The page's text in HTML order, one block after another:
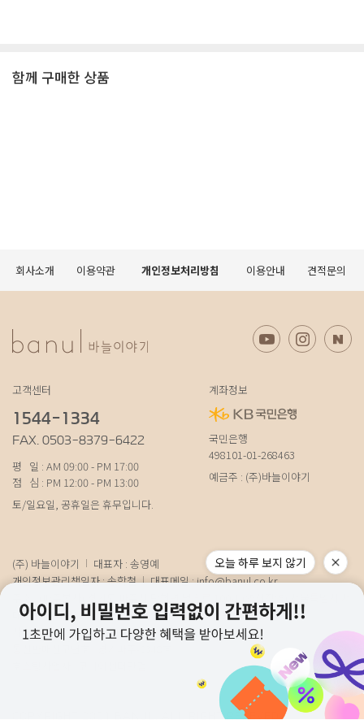
함께 구매한 상품
회사소개 이용약관 개인정보처리방침 이용안내 견적문의
고객센터
1544-1334
FAX. 0503-8379-6422
평 일 : AM 09:00 - PM 17:00
점 심 : PM 12:00 - PM 13:00
토/일요일, 공휴일은 휴무입니다.
계좌정보
국민은행
498101-01-268463
예금주 : (주)바늘이야기
(주) 바늘이야기
대표자 : 송영예
개인정보관리책임자 : 송학철
대표메일 :info@banul.co.kr
대문구 연희로11가길 15 (물류) 경기도 파주시 성동로 19-17
사업자번호 : 674-88-00100[사업자정보확인]
COPYRIGHT 2021 BANUL. ALL RIGHT RESEVED.
오늘 하루 보지 않기